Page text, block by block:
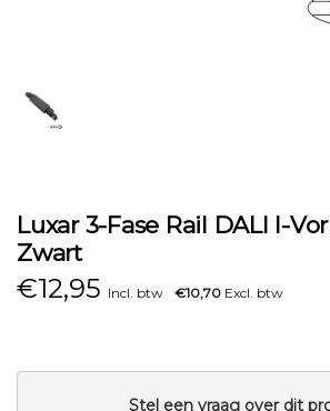
Luxar 3-Fase Rail DALI I-
Zwart
€12,95 Incl. btw €10,70 Excl. btw
Stel een vraag over dit